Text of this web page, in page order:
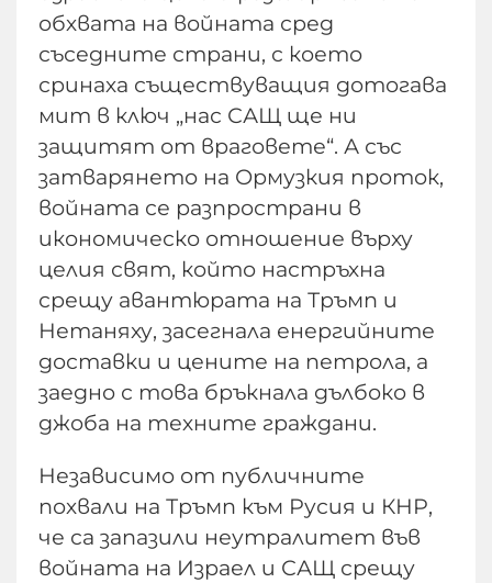
обхвата на войната сред
съседните страни, с което
сринаха съществуващия дотогава
мит в ключ „нас САЩ ще ни
защитят от враговете“. А със
затварянето на Ормузкия проток,
войната се разпространи в
икономическо отношение върху
целия свят, който настръхна
срещу авантюрата на Тръмп и
Нетаняху, засегнала енергийните
доставки и цените на петрола, а
заедно с това бръкнала дълбоко в
джоба на техните граждани.
Независимо от публичните
похвали на Тръмп към Русия и КНР,
че са запазили неутралитет във
войната на Израел и САЩ срещу